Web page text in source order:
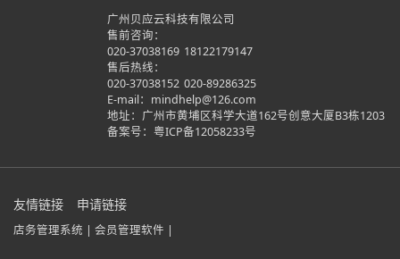
广州贝应云科技有限公司
售前咨询：
020-37038169 18122179147
售后热线：
020-37038152 020-89286325
E-mail：mindhelp@126.com
地址：广州市黄埔区科学大道162号创意大厦B3栋1203
备案号： 粤ICP备12058233号
友情链接 申请链接
店务管理系统 | 会员管理软件 |